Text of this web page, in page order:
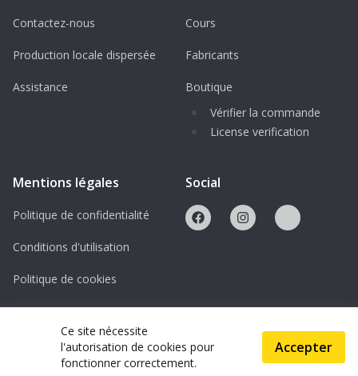
Contactez-nous
Production locale dispersée
Assistance
Cours
Fabricants
Boutique
Vérifier la commande
License verification
Mentions légales
Politique de confidentialité
Conditions d'utilisation
Politique de cookies
Licences
Social
© 2026 ScanAndMake
Ce site nécessite
l'autorisation de cookies pour
fonctionner correctement.
Accepter